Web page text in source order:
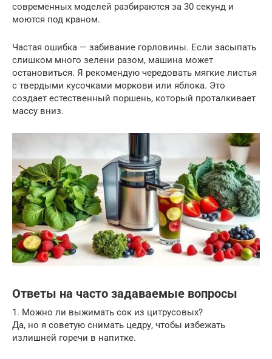
современных моделей разбираются за 30 секунд и
моются под краном.
Частая ошибка — забивание горловины. Если засыпать
слишком много зелени разом, машина может
остановиться. Я рекомендую чередовать мягкие листья
с твердыми кусочками моркови или яблока. Это
создает естественный поршень, который проталкивает
массу вниз.
Ответы на часто задаваемые вопросы
1. Можно ли выжимать сок из цитрусовых?
Да, но я советую снимать цедру, чтобы избежать
излишней горечи в напитке.